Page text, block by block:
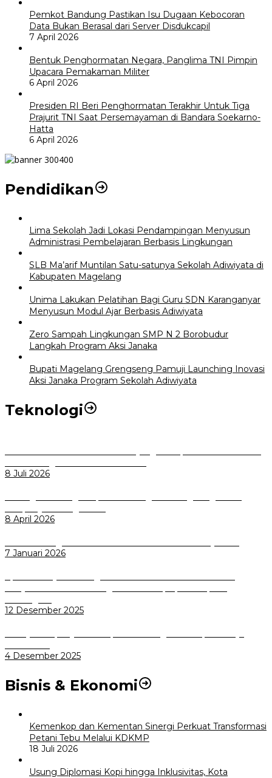
Pemkot Bandung Pastikan Isu Dugaan Kebocoran
Data Bukan Berasal dari Server Disdukcapil
7 April 2026
Bentuk Penghormatan Negara, Panglima TNI Pimpin
Upacara Pemakaman Militer
6 April 2026
Presiden RI Beri Penghormatan Terakhir Untuk Tiga
Prajurit TNI Saat Persemayaman di Bandara Soekarno-
Hatta
6 April 2026
Pendidikan
Lima Sekolah Jadi Lokasi Pendampingan Menyusun
Administrasi Pembelajaran Berbasis Lingkungan
SLB Ma’arif Muntilan Satu-satunya Sekolah Adiwiyata di
Kabupaten Magelang
Unima Lakukan Pelatihan Bagi Guru SDN Karanganyar
Menyusun Modul Ajar Berbasis Adiwiyata
Zero Sampah Lingkungan SMP N 2 Borobudur
Langkah Program Aksi Janaka
Bupati Magelang Grengseng Pamuji Launching Inovasi
Aksi Janaka Program Sekolah Adiwiyata
Teknologi
8 Juli 2026
8 April 2026
7 Januari 2026
12 Desember 2025
4 Desember 2025
Bisnis & Ekonomi
Kemenkop dan Kementan Sinergi Perkuat Transformasi
Petani Tebu Melalui KDKMP
18 Juli 2026
Usung Diplomasi Kopi hingga Inklusivitas, Kota